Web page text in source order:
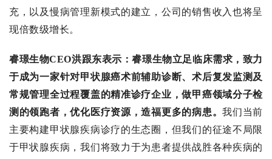
充，以及慢病管理新模式的建立，公司的销售收入也将呈
现倍数级增长。
睿璟生物CEO洪跟东表示：睿璟生物立足临床需求，致力
于成为一家针对甲状腺癌术前辅助诊断、术后复发监测及
常规管理全过程覆盖的精准诊疗企业，做甲癌领域分子检
测的领跑者，优化医疗资源，造福更多的病患。我们当前
主要构建甲状腺疾病诊疗的生态圈，但我们的征途不局限
于甲状腺疾病，我们将致力于为患者提供战胜各种疾病的